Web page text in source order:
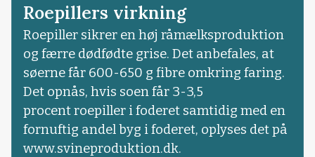
Roepillers virkning
Roepiller sikrer en høj råmælksproduktion
og færre dødfødte grise. Det anbefales, at
søerne får 600-650 g fibre omkring faring.
Det opnås, hvis soen får 3-3,5
procent roepiller i foderet samtidig med en
fornuftig andel byg i foderet, oplyses det på
www.svineproduktion.dk.